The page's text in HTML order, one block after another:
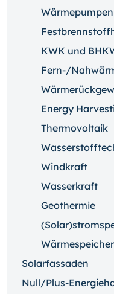
KWK und
Fern-/
Energy
Thermovoltaik
Windkraft
Wasserkraft
Geothermie
Wärmespeicher
Solarfassaden
Null/Plus-